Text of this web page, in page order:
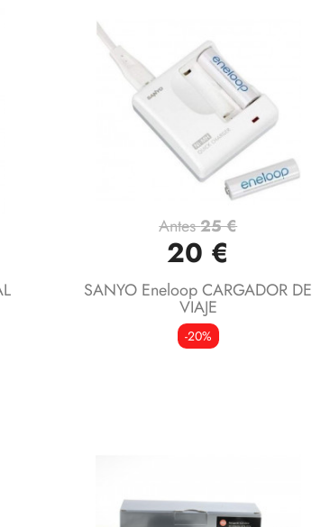
Vista rápida
Antes25 €
20 €
SANYO Eneloop CARGADOR DE
VIAJE
-20%